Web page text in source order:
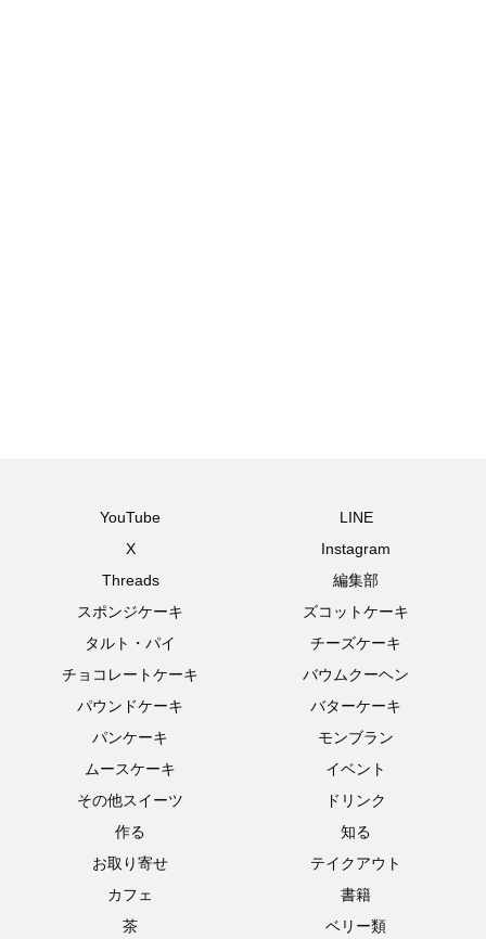
YouTube
LINE
X
Instagram
Threads
編集部
スポンジケーキ
ズコットケーキ
タルト・パイ
チーズケーキ
チョコレートケーキ
バウムクーヘン
パウンドケーキ
バターケーキ
パンケーキ
モンブラン
ムースケーキ
イベント
その他スイーツ
ドリンク
作る
知る
お取り寄せ
テイクアウト
カフェ
書籍
茶
ベリー類